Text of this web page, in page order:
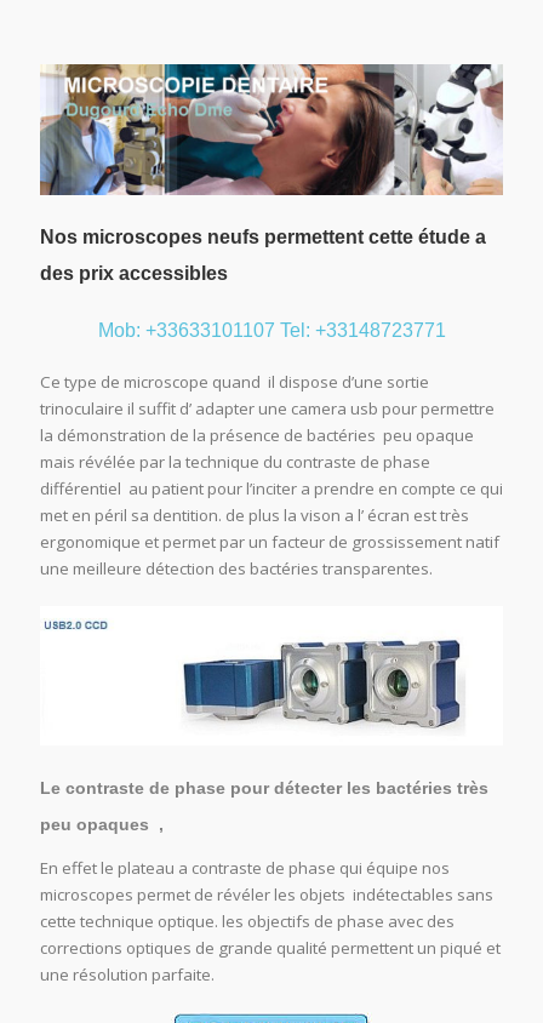
Nos microscopes neufs permettent cette étude a
des prix accessibles
Mob: +33633101107 Tel: +33148723771
Ce type de microscope quand il dispose d’une sortie
trinoculaire il suffit d’ adapter une camera usb pour permettre
la démonstration de la présence de bactéries peu opaque
mais révélée par la technique du contraste de phase
différentiel au patient pour l’inciter a prendre en compte ce qui
met en péril sa dentition. de plus la vison a l’ écran est très
ergonomique et permet par un facteur de grossissement natif
une meilleure détection des bactéries transparentes.
Le contraste de phase pour détecter les bactéries très
peu opaques ,
En effet le plateau a contraste de phase qui équipe nos
microscopes permet de révéler les objets indétectables sans
cette technique optique. les objectifs de phase avec des
corrections optiques de grande qualité permettent un piqué et
une résolution parfaite.